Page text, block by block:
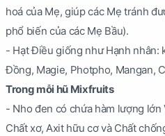
hoá của Mẹ, giúp các Mẹ tránh
phổ biến của các Mẹ Bầu).
- Hạt Điều giống như Hạnh nhân:
Đồng, Magie, Photpho, Mangan,
Trong mỗi hũ Mixfruits
- Nho đen có chứa hàm lượng lớn
Chất xơ, Axit hữu cơ và Chất